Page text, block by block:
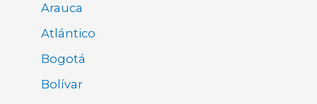
Arauca
Atlántico
Bogotá
Bolívar